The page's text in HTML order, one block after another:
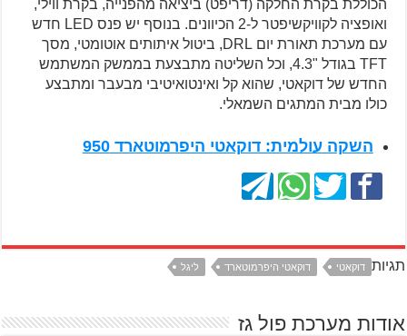
הכוללת בקרת החלקה (דריפט) ביציאה מהפנייה, בקרת ווילי,
ואופציה לקוויקשיפטר ל-2 הכיוונים. בנוסף יש פנס LED חדש
עם מערכת תאורת יום DRL, ביטול איתותים אוטומטי, מסך
TFT בגודל "4.3, וכל השליטה מתבצעת בממשק המשתמש
החדש של דוקאטי, שהוא קל ואינטואיטיבי מבעבר ומתבצע
כולו מבית המתגים השמאלי.
השקה עולמית: דוקאטי היפרמוטארד 950
תגיות דוקאטי דוקאטי היפרמוטארד ליגל
אודות מערכת פול גז